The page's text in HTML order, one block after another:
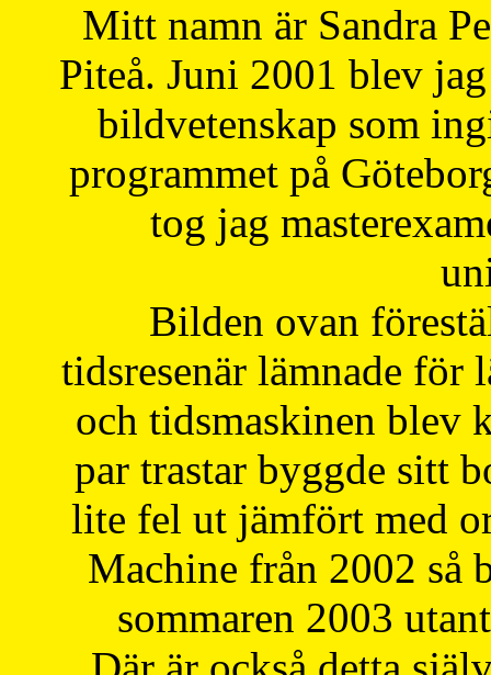
Mitt namn är Sandra
Piteå. Juni 2001 blev
bildvetenskap som
programmet på
tog jag
Bilden ovan
tidsresenär lämnade för
och tidsmaskinen blev
par trastar byggde sitt
lite fel ut jämfört med
Machine från 2002 så
sommaren 2003